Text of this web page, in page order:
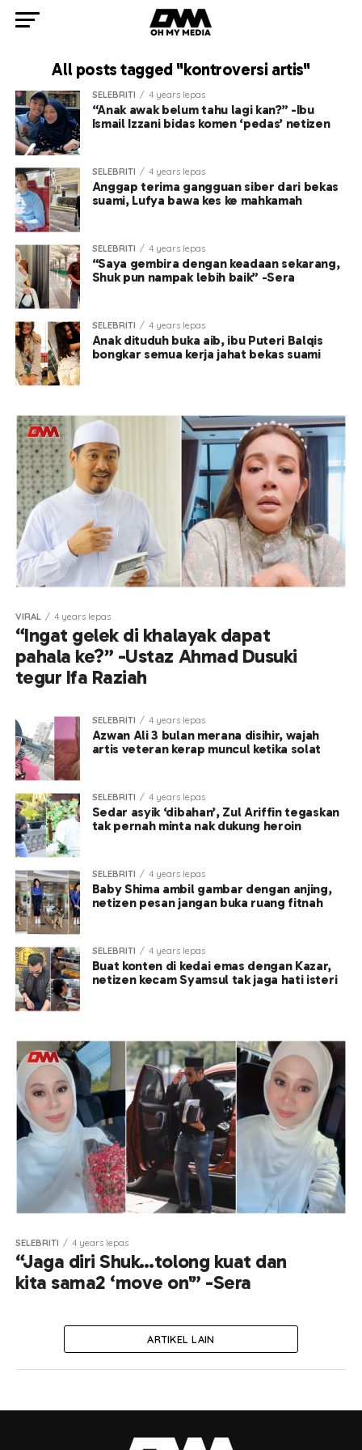
All posts tagged "kontroversi artis"
SELEBRITI 4 years lepas
“Anak awak belum tahu lagi kan?” -Ibu
Ismail Izzani bidas komen ‘pedas’ netizen
SELEBRITI 4 years lepas
Anggap terima gangguan siber dari bekas
suami, Lufya bawa kes ke mahkamah
SELEBRITI 4 years lepas
“Saya gembira dengan keadaan sekarang,
Shuk pun nampak lebih baik” -Sera
SELEBRITI 4 years lepas
Anak dituduh buka aib, ibu Puteri Balqis
bongkar semua kerja jahat bekas suami
VIRAL 4 years lepas
“Ingat gelek di khalayak dapat
pahala ke?” -Ustaz Ahmad Dusuki
tegur Ifa Raziah
SELEBRITI 4 years lepas
Azwan Ali 3 bulan merana disihir, wajah
artis veteran kerap muncul ketika solat
SELEBRITI 4 years lepas
Sedar asyik ‘dibahan’, Zul Ariffin tegaskan
tak pernah minta nak dukung heroin
SELEBRITI 4 years lepas
Baby Shima ambil gambar dengan anjing,
netizen pesan jangan buka ruang fitnah
SELEBRITI 4 years lepas
Buat konten di kedai emas dengan Kazar,
netizen kecam Syamsul tak jaga hati isteri
SELEBRITI 4 years lepas
“Jaga diri Shuk…tolong kuat dan
kita sama2 ‘move on'” -Sera
ARTIKEL LAIN